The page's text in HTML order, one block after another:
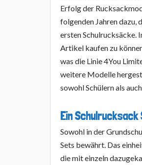
Erfolg der
folgenden Jahren dazu,
ersten Schulrucksäcke.
Artikel kaufen zu
was die Linie 4You
weitere Modelle
sowohl Schülern als
Ein
Sowohl in der
Sets bewährt. Das
die mit einzeln